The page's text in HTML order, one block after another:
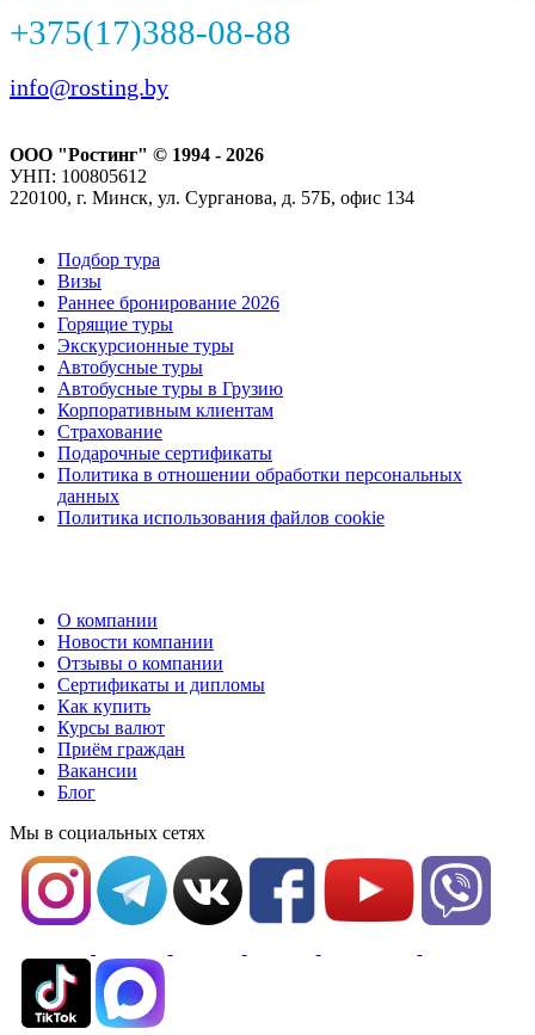
+375(17)388-08-88
info@rosting.by
ООО "Ростинг" © 1994 - 2026
УНП: 100805612
220100, г. Минск, ул. Сурганова, д. 57Б, офис 134
Подбор тура
Визы
Раннее бронирование 2026
Горящие туры
Экскурсионные туры
Автобусные туры
Автобусные туры в Грузию
Корпоративным клиентам
Страхование
Подарочные сертификаты
Политика в отношении обработки персональных
данных
Политика использования файлов cookie
О компании
Новости компании
Отзывы о компании
Сертификаты и дипломы
Как купить
Курсы валют
Приём граждан
Вакансии
Блог
Мы в социальных сетях